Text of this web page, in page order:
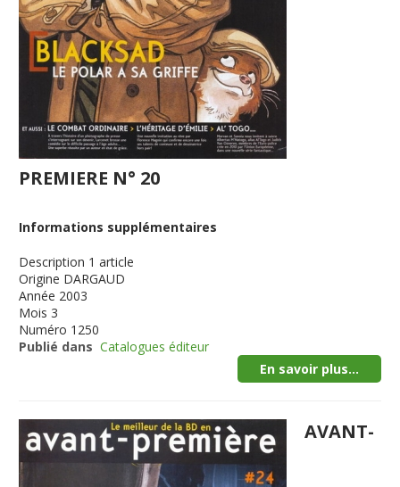
PREMIERE N° 20
Informations supplémentaires
Description 1 article
Origine DARGAUD
Année 2003
Mois 3
Numéro 1250
Publié dans Catalogues éditeur
En savoir plus...
AVANT-